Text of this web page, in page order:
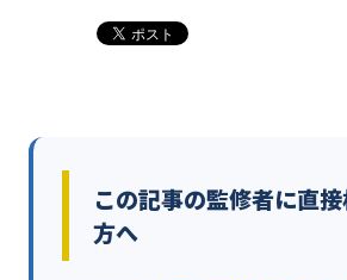
この記事の監修者に直
方へ